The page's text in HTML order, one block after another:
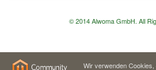
© 2014 Alwoma GmbH. All
Wir verwenden